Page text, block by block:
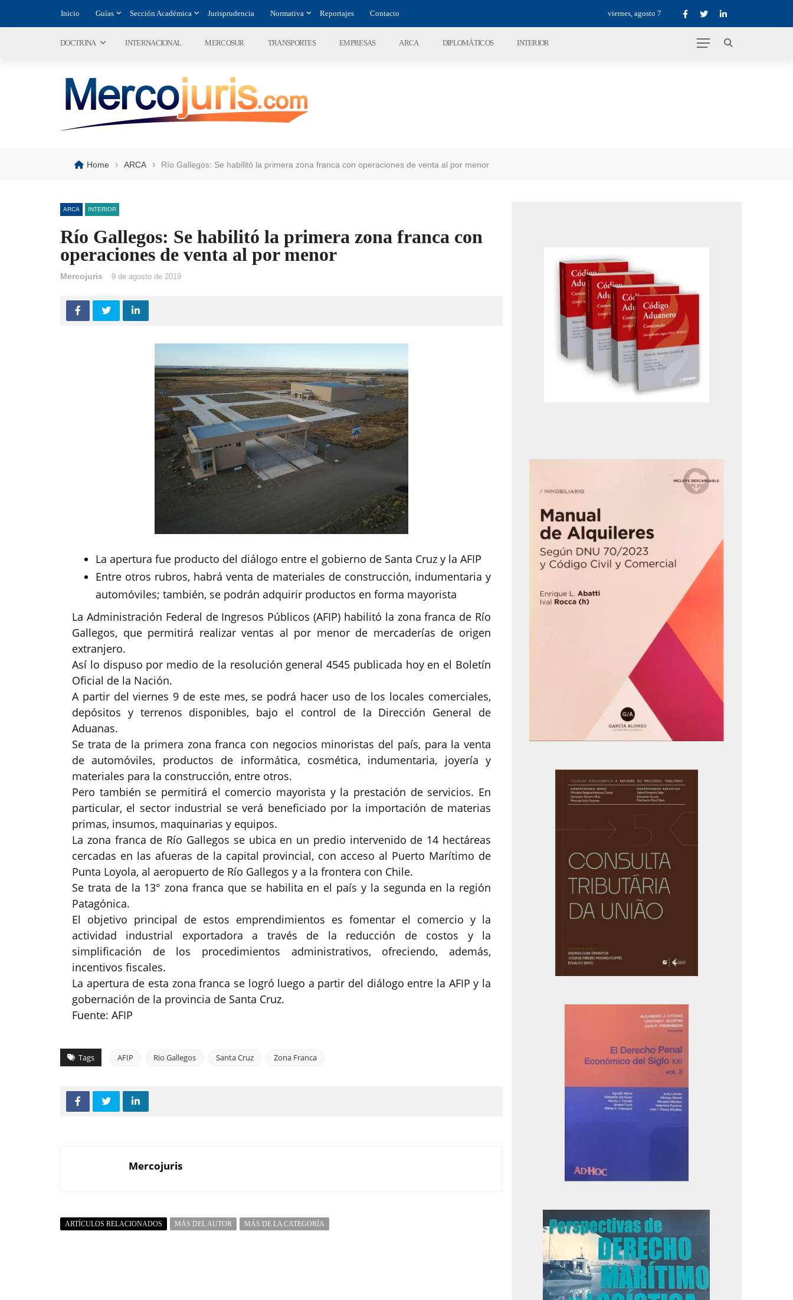
Inicio Guías Sección Académica Jurisprudencia Normativa Reportajes Contacto viernes, agosto 7
DOCTRINA INTERNACIONAL MERCOSUR TRANSPORTES EMPRESAS ARCA DIPLOMÁTICOS INTERIOR
Home › ARCA › Río Gallegos: Se habilitó la primera zona franca con operaciones de venta al por menor
ARCA INTERIOR
Río Gallegos: Se habilitó la primera zona franca con
operaciones de venta al por menor
Mercojuris 9 de agosto de 2019
La apertura fue producto del diálogo entre el gobierno de Santa Cruz y la AFIP
Entre otros rubros, habrá venta de materiales de construcción, indumentaria y
automóviles; también, se podrán adquirir productos en forma mayorista
La Administración Federal de Ingresos Públicos (AFIP) habilitó la zona franca de Río
Gallegos, que permitirá realizar ventas al por menor de mercaderías de origen
extranjero.
Así lo dispuso por medio de la resolución general 4545 publicada hoy en el Boletín
Oficial de la Nación.
A partir del viernes 9 de este mes, se podrá hacer uso de los locales comerciales,
depósitos y terrenos disponibles, bajo el control de la Dirección General de
Aduanas.
Se trata de la primera zona franca con negocios minoristas del país, para la venta
de automóviles, productos de informática, cosmética, indumentaria, joyería y
materiales para la construcción, entre otros.
Pero también se permitirá el comercio mayorista y la prestación de servicios. En
particular, el sector industrial se verá beneficiado por la importación de materias
primas, insumos, maquinarias y equipos.
La zona franca de Río Gallegos se ubica en un predio intervenido de 14 hectáreas
cercadas en las afueras de la capital provincial, con acceso al Puerto Marítimo de
Punta Loyola, al aeropuerto de Río Gallegos y a la frontera con Chile.
Se trata de la 13° zona franca que se habilita en el país y la segunda en la región
Patagónica.
El objetivo principal de estos emprendimientos es fomentar el comercio y la
actividad industrial exportadora a través de la reducción de costos y la
simplificación de los procedimientos administrativos, ofreciendo, además,
incentivos fiscales.
La apertura de esta zona franca se logró luego a partir del diálogo entre la AFIP y la
gobernación de la provincia de Santa Cruz.
Fuente: AFIP
Tags AFIP Rio Gallegos Santa Cruz Zona Franca
Mercojuris
ARTÍCULOS RELACIONADOS MÁS DEL AUTOR MÁS DE LA CATEGORÍA